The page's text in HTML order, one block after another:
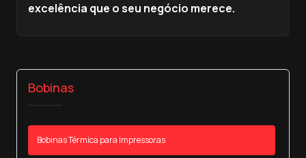
excelência que o seu negócio merece.
Bobinas
Bobinas Térmica para Impressoras